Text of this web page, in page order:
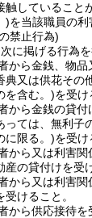
触していること
)を当該職員の利
禁止行為)
に掲げる行為を
から金銭、物品
典又は供花その
を含む。)を受け
から金銭の貸付
っては、無利子
に限る。)を受け
から又は利害
産の貸付けを受
から又は利害
けること。
から供応接待を